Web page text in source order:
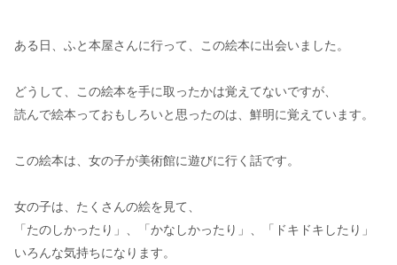
ある日、ふと本屋さんに行って、この絵本に出会いました。
どうして、この絵本を手に取ったかは覚えてないですが、
読んで絵本っておもしろいと思ったのは、鮮明に覚えています。
この絵本は、女の子が美術館に遊びに行く話です。
女の子は、たくさんの絵を見て、
「たのしかったり」、「かなしかったり」、「ドキドキしたり」
いろんな気持ちになります。